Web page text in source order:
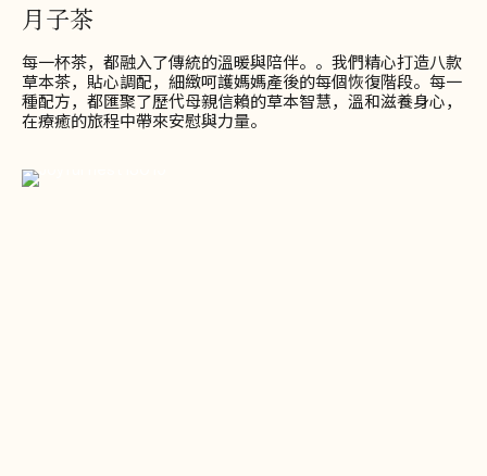
月子茶
每一杯茶，都融入了傳統的溫暖與陪伴。。我們精心打造八款
草本茶，貼心調配，細緻呵護媽媽產後的每個恢復階段。每一
種配方，都匯聚了歷代母親信賴的草本智慧，溫和滋養身心，
在療癒的旅程中帶來安慰與力量。